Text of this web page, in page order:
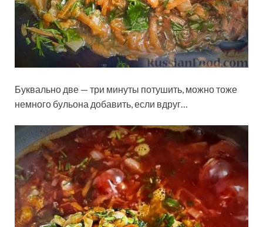
Буквально две — три минуты потушить, можно тоже
немного бульона добавить, если вдруг…